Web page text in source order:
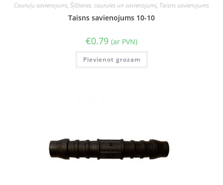
Cauruļu savienojumi, Šļūtenes, caurules un savienojumi, Taisns savienojums
Taisns savienojums 10-10
€0.79 (ar PVN)
Pievienot grozam